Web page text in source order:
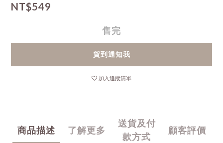
NT$549
售完
貨到通知我
加入追蹤清單
商品描述 了解更多
送貨及付
款方式
顧客評價